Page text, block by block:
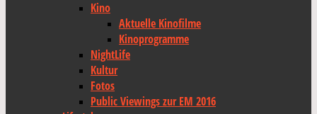
Kino
Aktuelle Kinofilme
Kinoprogramme
NightLife
Kultur
Fotos
Public Viewings zur EM 2016